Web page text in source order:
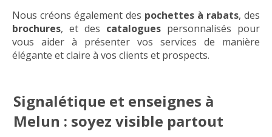
Nous créons également des pochettes à rabats, des
brochures, et des catalogues personnalisés pour
vous aider à présenter vos services de manière
élégante et claire à vos clients et prospects.
Signalétique et enseignes à
Melun : soyez visible partout